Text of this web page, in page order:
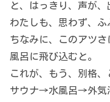
と、はっきり、声が、
わたしも、思わず、ふ
ちなみに、このアツ
風呂に飛び込むと。
これが、もう、別格、
サウナ→水風呂→外気